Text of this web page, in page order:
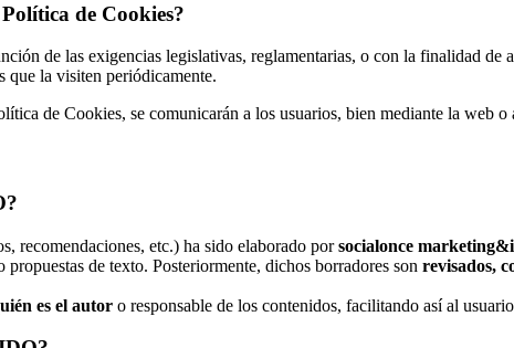
de Cookies?
de las exigencias legislativas, reglamentarias, o con la finalidad
que la visiten periódicamente.
de Cookies, se comunicarán a los usuarios, bien mediante la web
recomendaciones, etc.) ha sido elaborado porsocialonce
propuestas de texto. Posteriormente, dichos borradores son revisados,
es el autor o responsable de los contenidos, facilitando así al